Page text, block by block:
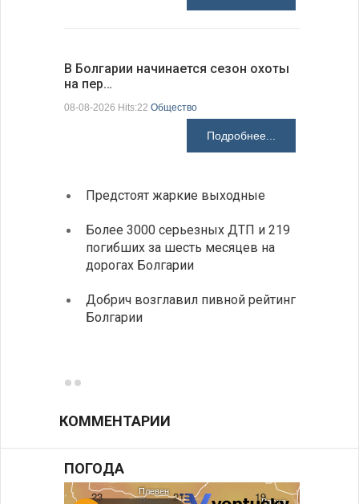
В Болгарии начинается сезон охоты
на пер…
08-08-2026 Hits:22 Общество
Подробнее...
Предстоят жаркие выходные
Более 3000 серьезных ДТП и 219
погибших за шесть месяцев на
дорогах Болгарии
Добрич возглавил пивной рейтинг
Болгарии
КОММЕНТАРИИ
ПОГОДА